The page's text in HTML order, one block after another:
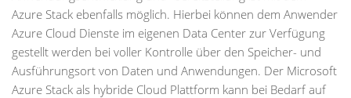
Azure Stack ebenfalls möglich. Hierbei können dem Anwender
Azure Cloud Dienste im eigenen Data Center zur Verfügung
gestellt werden bei voller Kontrolle über den Speicher- und
Ausführungsort von Daten und Anwendungen. Der Microsoft
Azure Stack als hybride Cloud Plattform kann bei Bedarf auf